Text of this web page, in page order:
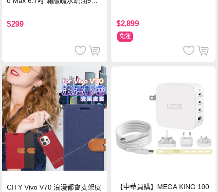
$299 $2,899
免運
CITY Vivo V70 浪漫都會支架皮
【中華員購】MEGA KING 100